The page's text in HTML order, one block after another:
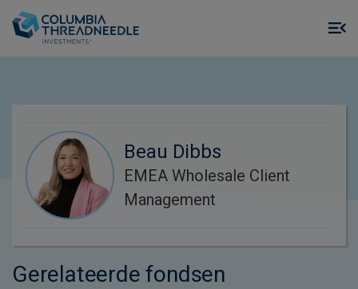
Beau Dibbs
EMEA Wholesale Client
Management
Gerelateerde fondsen